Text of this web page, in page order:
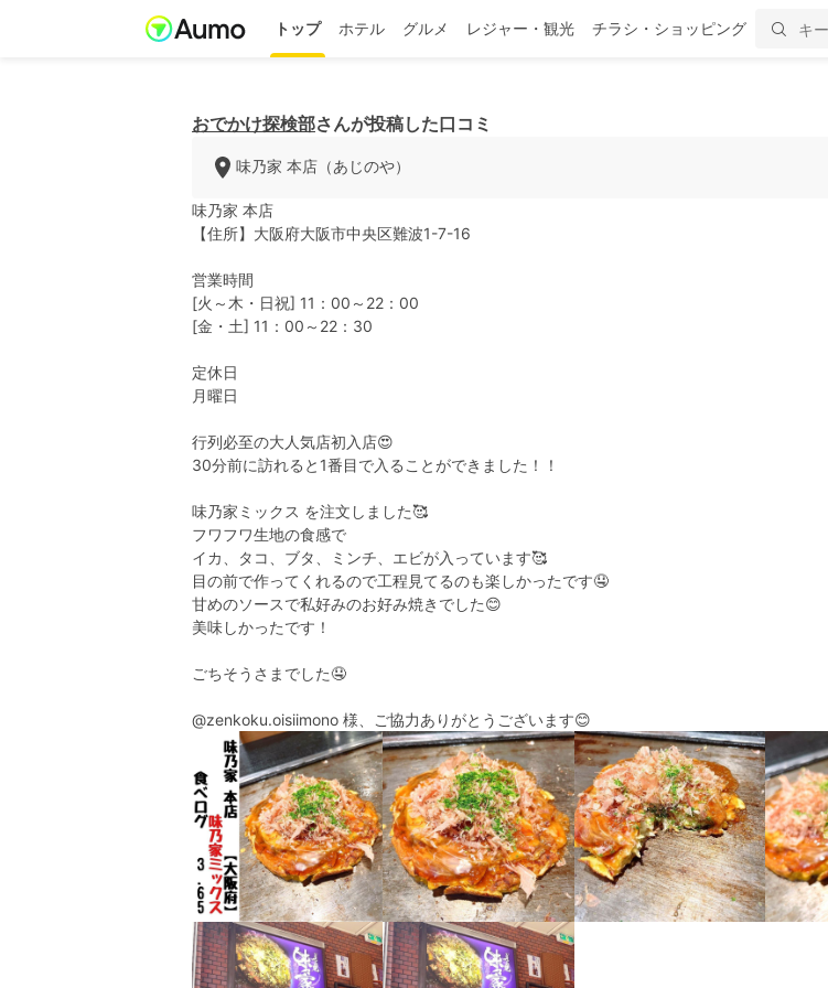
トップ ホテル グルメ レジャー・観光 チラシ・ショッピング
おでかけ探検部さんが投稿した口コミ
味乃家 本店（あじのや）
味乃家 本店
【住所】大阪府大阪市中央区難波1-7-16
営業時間
[火～木・日祝] 11：00～22：00
[金・土] 11：00～22：30
定休日
月曜日
行列必至の大人気店初入店😍
30分前に訪れると1番目で入ることができました！！
味乃家ミックス を注文しました🥰
フワフワ生地の食感で
イカ、タコ、ブタ、ミンチ、エビが入っています🥰
目の前で作ってくれるので工程見てるのも楽しかったです🤤
甘めのソースで私好みのお好み焼きでした😊
美味しかったです！
ごちそうさまでした🤤
@zenkoku.oisiimono 様、ご協力ありがとうございます😊